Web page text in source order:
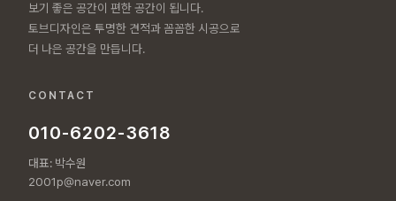
보기 좋은 공간이 편한 공간이 됩니다.
토브디자인은 투명한 견적과 꼼꼼한 시공으로
더 나은 공간을 만듭니다.
CONTACT
010-6202-3618
대표: 박수원
2001p@naver.com